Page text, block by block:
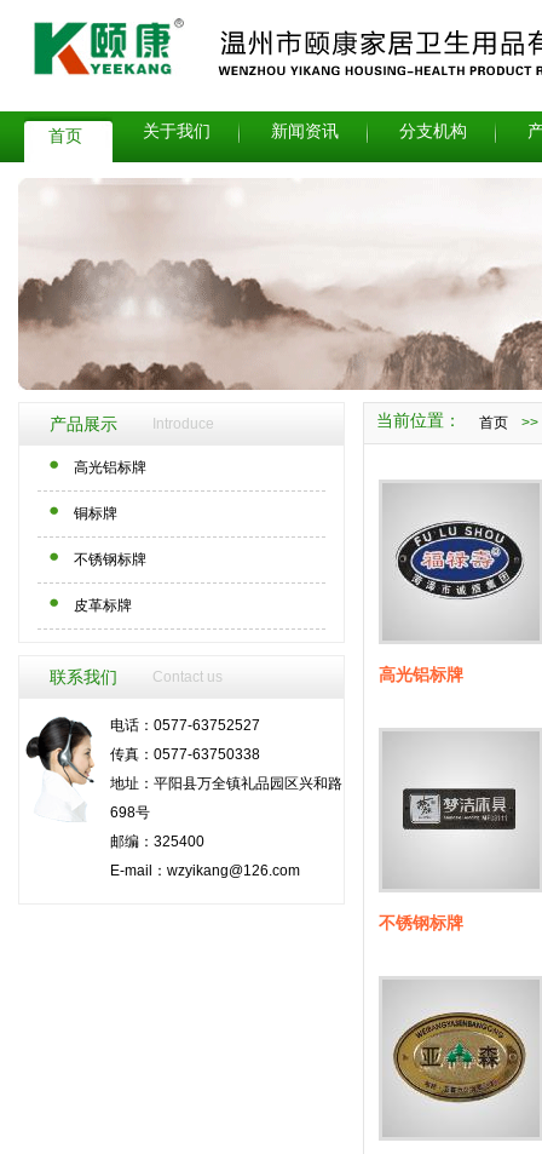
首页 关于我们 新闻资讯 分支机构
产品展示 Introduce
高光铝标牌
铜标牌
不锈钢标牌
皮革标牌
联系我们 Contact us
电话：0577-63752527
传真：0577-63750338
地址：平阳县万全镇礼品园区兴和路
698号
邮编：325400
E-mail： wzyikang@126.com
当前位置： 首页
高光铝标牌
不锈钢标牌